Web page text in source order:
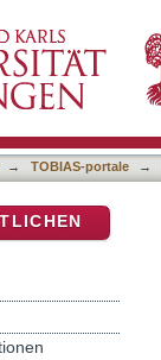
→ TOBIAS-portale →